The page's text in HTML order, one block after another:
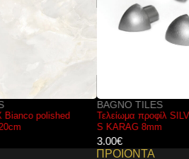
SILVER Shine CF8-
BAGNO TILES
Πλακάκι
KARAG 25x70cm
23.00
ΠΡΟΙΟΝΤΑ